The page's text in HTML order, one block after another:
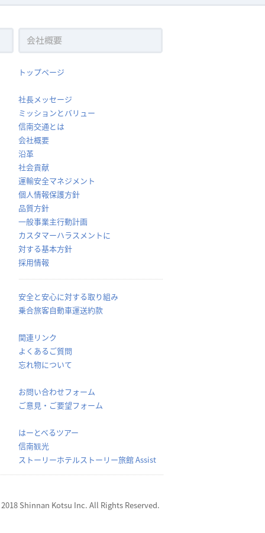
トップページ
社長メッセージ
ミッションとバリュー
信南交通とは
会社概要
沿革
社会貢献
運輸安全マネジメント
個人情報保護方針
品質方針
一般事業主行動計画
カスタマーハラスメントに
対する基本方針
採用情報
安全と安心に対する取り組み
乗合旅客自動車運送約款
関連リンク
よくあるご質問
忘れ物について
お問い合わせフォーム
ご意見・ご要望フォーム
はーとべるツアー
信南観光
ストーリーホテルストーリー旅館 Assist
Shinnan Kotsu Inc. All Rights Reserved.